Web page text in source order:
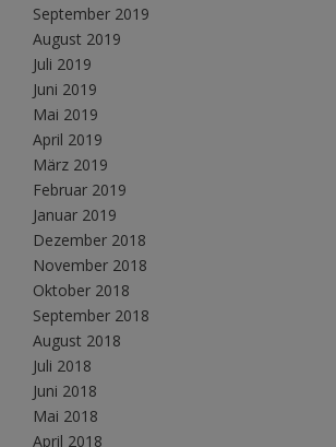
September 2019
August 2019
Juli 2019
Juni 2019
Mai 2019
April 2019
März 2019
Februar 2019
Januar 2019
Dezember 2018
November 2018
Oktober 2018
September 2018
August 2018
Juli 2018
Juni 2018
Mai 2018
April 2018